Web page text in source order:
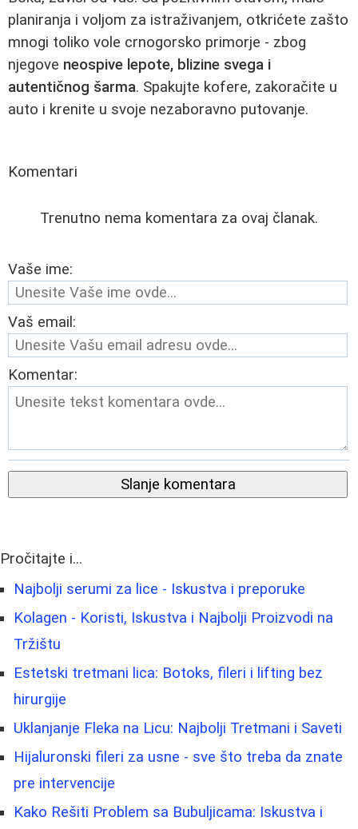
planiranja i voljom za istraživanjem, otkrićete zašto
mnogi toliko vole crnogorsko primorje - zbog
njegove neospive lepote, blizine svega i
autentičnog šarma. Spakujte kofere, zakoračite u
auto i krenite u svoje nezaboravno putovanje.
Komentari
Trenutno nema komentara za ovaj članak.
Vaše ime:
Vaš email:
Komentar:
Slanje komentara
Pročitajte i...
Najbolji serumi za lice - Iskustva i preporuke
Kolagen - Koristi, Iskustva i Najbolji Proizvodi na
Tržištu
Estetski tretmani lica: Botoks, fileri i lifting bez
hirurgije
Uklanjanje Fleka na Licu: Najbolji Tretmani i Saveti
Hijaluronski fileri za usne - sve što treba da znate
pre intervencije
Kako Rešiti Problem sa Bubuljicama: Iskustva i